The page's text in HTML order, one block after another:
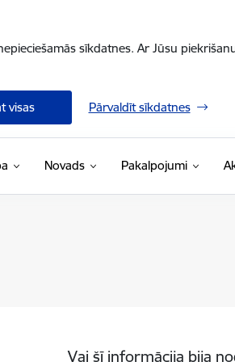
sīkdatnes. Ar Jūsu
visas Pārvaldīt sīkdatnes
Novads Pakalpojumi
Vai šī informācija bija